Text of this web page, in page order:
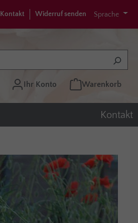
Kontakt Widerruf senden Sprache
Ihr Konto Warenkorb
Kontakt